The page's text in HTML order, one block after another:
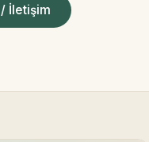
İletişim